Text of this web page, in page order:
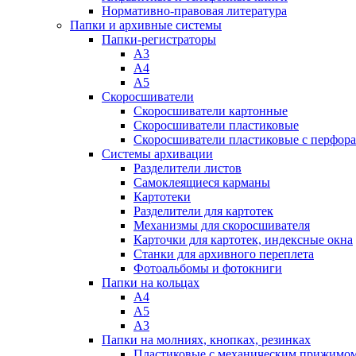
Нормативно-правовая литература
Папки и архивные системы
Папки-регистраторы
А3
А4
А5
Скоросшиватели
Скоросшиватели картонные
Скоросшиватели пластиковые
Скоросшиватели пластиковые с
Системы архивации
Разделители листов
Самоклеящиеся карманы
Картотеки
Разделители для картотек
Механизмы для скоросшивателя
Карточки для картотек, индексные окна
Станки для архивного переплета
Фотоальбомы и фотокниги
Папки на кольцах
А4
А5
А3
Папки на молниях, кнопках, резинках